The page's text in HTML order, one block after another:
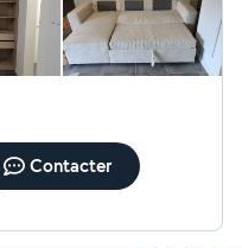
priorité.
Contacter